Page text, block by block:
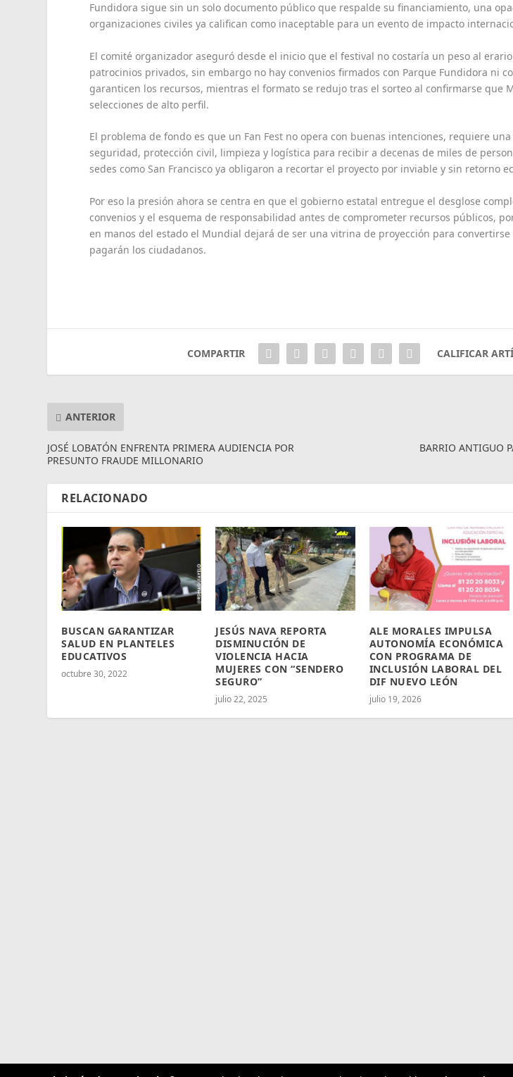
Fundidora sigue sin un solo documento público que respalde su financiamiento, una
organizaciones civiles ya califican como inaceptable para un evento de impacto
El comité organizador aseguró desde el inicio que el festival no costaría un peso al
patrocinios privados, sin embargo no hay convenios firmados con Parque Fundidora ni
garanticen los recursos, mientras el formato se redujo tras el sorteo al confirmarse que
selecciones de alto perfil.
El problema de fondo es que un Fan Fest no opera con buenas intenciones, requiere
seguridad, protección civil, limpieza y logística para recibir a decenas de miles de
sedes como San Francisco ya obligaron a recortar el proyecto por inviable y sin retorno
Por eso la presión ahora se centra en que el gobierno estatal entregue el desglose
convenios y el esquema de responsabilidad antes de comprometer recursos públicos,
en manos del estado el Mundial dejará de ser una vitrina de proyección para
pagarán los ciudadanos.
COMPARTIR CALIFICAR
ANTERIOR
JOSÉ LOBATÓN ENFRENTA PRIMERA AUDIENCIA POR
PRESUNTO FRAUDE MILLONARIO
BARRIO ANTIGUO
RELACIONADO
BUSCAN GARANTIZAR
SALUD EN PLANTELES
EDUCATIVOS
octubre 30, 2022
JESÚS NAVA REPORTA
DISMINUCIÓN DE
VIOLENCIA HACIA
MUJERES CON “SENDERO
SEGURO”
julio 22, 2025
ALE MORALES IMPULSA
AUTONOMÍA ECONÓMICA
CON PROGRAMA DE
INCLUSIÓN LABORAL DEL
DIF NUEVO LEÓN
julio 19, 2026